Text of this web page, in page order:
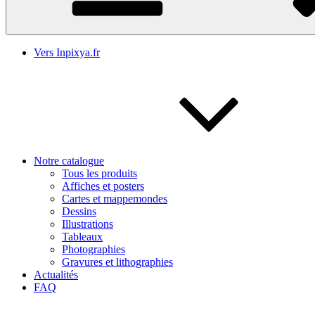
Vers Inpixya.fr
Notre catalogue
Tous les produits
Affiches et posters
Cartes et mappemondes
Dessins
Illustrations
Tableaux
Photographies
Gravures et lithographies
Actualités
FAQ